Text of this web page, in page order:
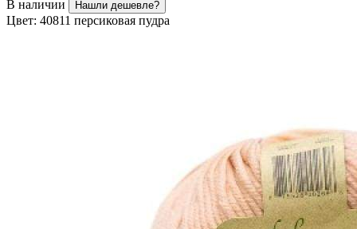
В наличии Нашли дешевле?
Цвет: 40811 персиковая пудра